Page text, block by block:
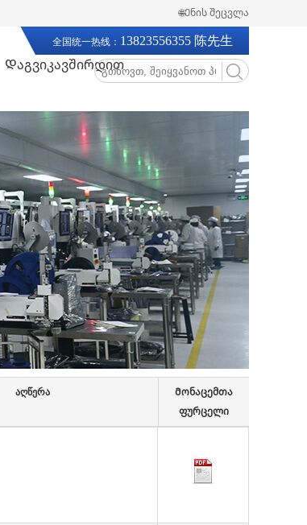
🌐Ენის შეცვლა
Დაგვიკავშირდით
全国统一热线： 13823556355 陈先生
აღწერა
Მონაცემთა
ფურცელი